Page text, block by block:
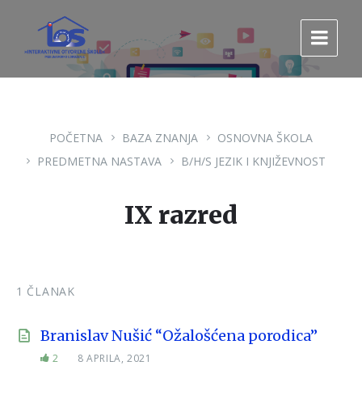
sadržaj
glavnu
navigaciju.
POČETNA BAZA ZNANJA
OSNOVNA ŠKOLA
PREDMETNA NASTAVA
B/H/S JEZIK I KNJIŽEVNOST
IX razred
1 ČLANAK
Branislav Nušić “Ožalošćena porodica”
2 8 APRILA, 2021